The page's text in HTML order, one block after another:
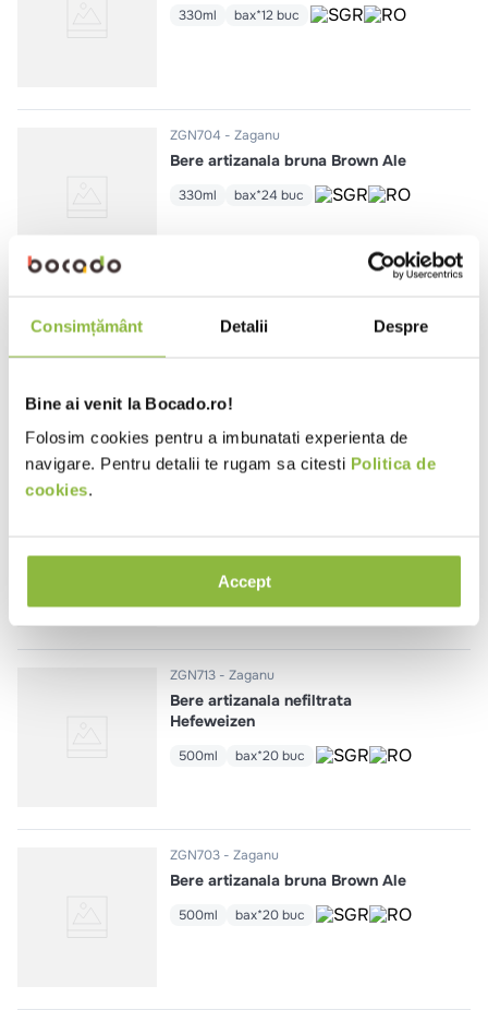
Consimțământ Detalii Despre
Bine ai venit la Bocado.ro!
Folosim cookies pentru a imbunatati experienta de
navigare. Pentru detalii te rugam sa citesti Politica de
cookies.
Accept
330ml bax*12 buc
ZGN704 Zaganu
Bere artizanala bruna Brown Ale
330ml bax*24 buc
Bere artizanala aramie Double Rye
330ml
330ml bax*12 buc
ZGN713 Zaganu
Bere artizanala nefiltrata
Hefeweizen
500ml bax*20 buc
ZGN703 Zaganu
Bere artizanala bruna Brown Ale
500ml bax*20 buc